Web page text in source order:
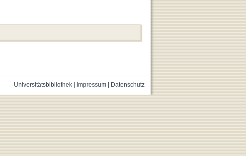
Universitätsbibliothek| Impressum| Datenschutz